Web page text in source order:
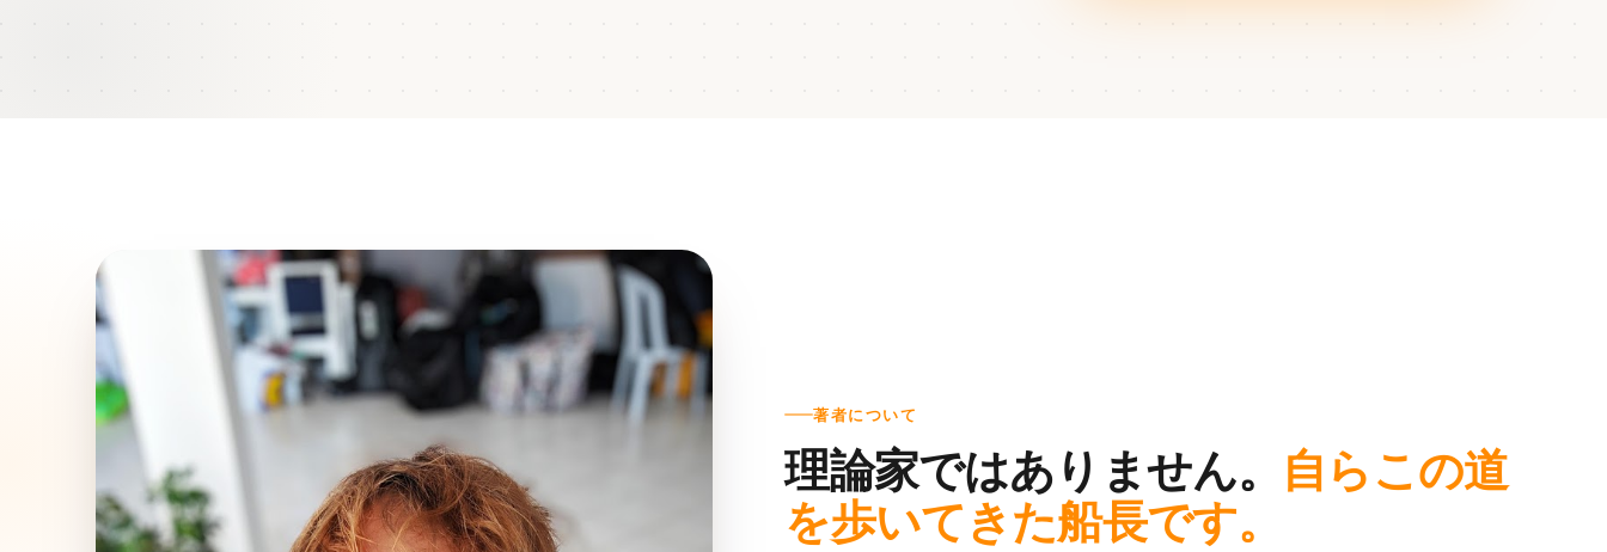
著者について
理論家ではありません。 自らこの道
を歩いてきた船長です。